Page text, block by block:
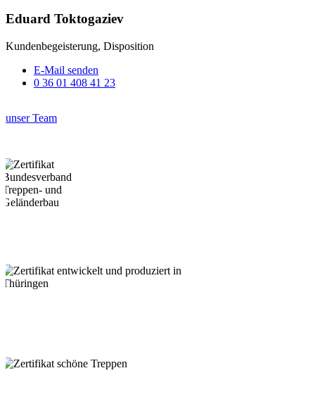
Eduard Toktogaziev
Kundenbegeisterung, Disposition
E-Mail senden
0 36 01 408 41 23
unser Team